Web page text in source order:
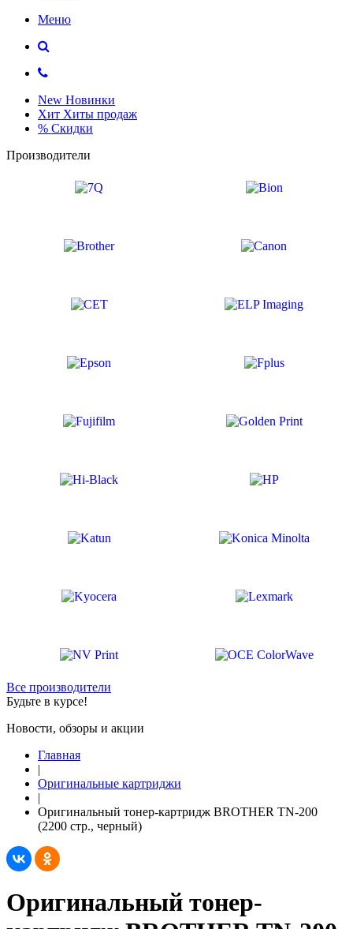
Меню
New Новинки
Хит Хиты продаж
% Скидки
Производители
Все производители
Будьте в курсе!
Новости, обзоры и акции
Главная
|
Оригинальные картриджи
|
Оригинальный тонер-картридж BROTHER TN-200
(2200 стр., черный)
Оригинальный тонер-